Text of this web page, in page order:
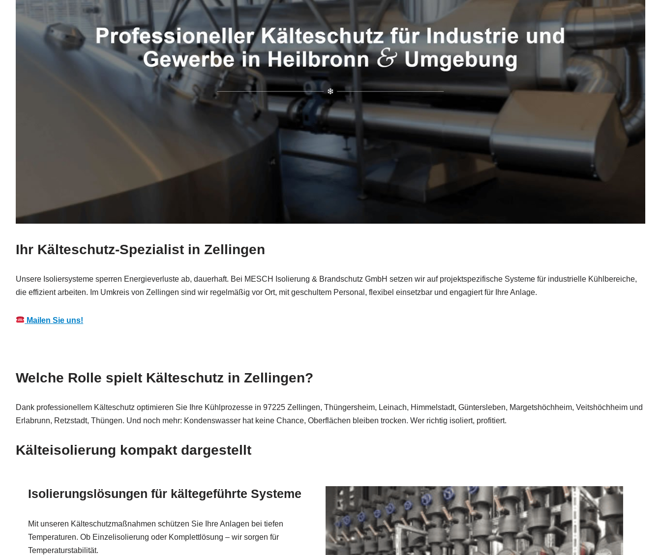
Ihr Kälteschutz-Spezialist in Zellingen
Unsere Isoliersysteme sperren Energieverluste ab, dauerhaft. Bei MESCH Isolierung & Brandschutz GmbH setzen wir auf projektspezifische Systeme für industrielle Kühlbereiche,
die effizient arbeiten. Im Umkreis von Zellingen sind wir regelmäßig vor Ort, mit geschultem Personal, flexibel einsetzbar und engagiert für Ihre Anlage.
Mailen Sie uns!
Welche Rolle spielt Kälteschutz in Zellingen?
Dank professionellem Kälteschutz optimieren Sie Ihre Kühlprozesse in 97225 Zellingen, Thüngersheim, Leinach, Himmelstadt, Güntersleben, Margetshöchheim, Veitshöchheim und
Erlabrunn, Retzstadt, Thüngen. Und noch mehr: Kondenswasser hat keine Chance, Oberflächen bleiben trocken. Wer richtig isoliert, profitiert.
Kälteisolierung kompakt dargestellt
Isolierungslösungen für kältegeführte Systeme
Mit unseren Kälteschutzmaßnahmen schützen Sie Ihre Anlagen bei tiefen
Temperaturen. Ob Einzelisolierung oder Komplettlösung – wir sorgen für
Temperaturstabilität.